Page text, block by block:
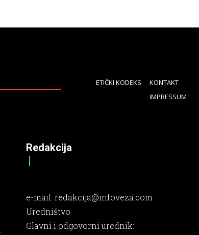
ETIČKI KODEKS
KONTAKT
IMPRESSUM
Redakcija
e-mail:redakcija@infoveza.com
Uredništvo
Glavni i odgovorni urednik: